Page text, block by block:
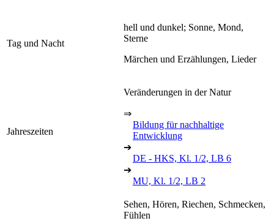
Tag und Nacht
hell und dunkel; Sonne, Mond,
Sterne
Märchen und Erzählungen, Lieder
Jahreszeiten
Veränderungen in der Natur
⇒
Bildung für nachhaltige
Entwicklung
➔
DE - HKS, Kl. 1/2, LB 6
➔
MU, Kl. 1/2, LB 2
Sehen, Hören, Riechen, Schmecken,
Fühlen